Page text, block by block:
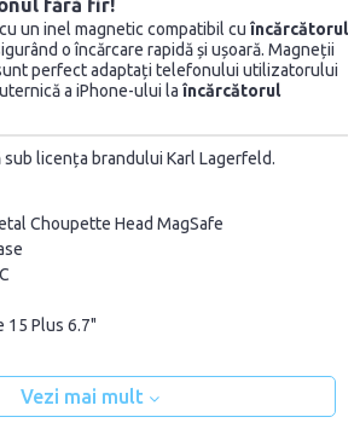
fără fir!
un inel magnetic compatibil cu încărcătorul
o încărcare rapidă și ușoară. Magneții
perfect adaptați telefonului utilizatorului
a iPhone-ului la încărcătorul
sub licența brandului Karl Lagerfeld.
Choupette Head MagSafe
15 Plus 6.7"
Vezi mai mult